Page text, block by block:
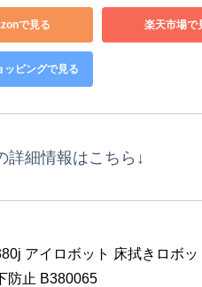
で見る 楽天市場で
ッピングで見る
細情報はこちら↓
アイロボット 床拭きロボ
防止 B380065